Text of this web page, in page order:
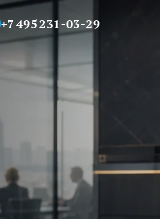
+7 495 231-03-29